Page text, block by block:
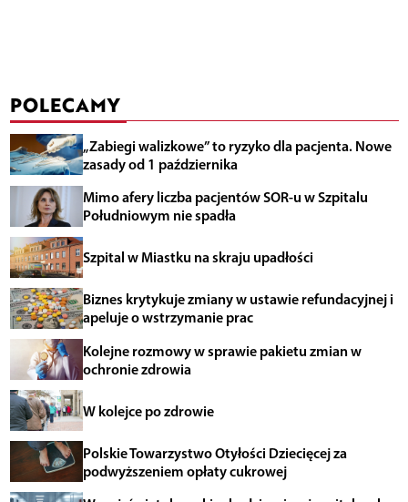
POLECAMY
„Zabiegi walizkowe” to ryzyko dla pacjenta. Nowe
zasady od 1 października
Mimo afery liczba pacjentów SOR-u w Szpitalu
Południowym nie spadła
Szpital w Miastku na skraju upadłości
Biznes krytykuje zmiany w ustawie refundacyjnej i
apeluje o wstrzymanie prac
Kolejne rozmowy w sprawie pakietu zmian w
ochronie zdrowia
W kolejce po zdrowie
Polskie Towarzystwo Otyłości Dziecięcej za
podwyższeniem opłaty cukrowej